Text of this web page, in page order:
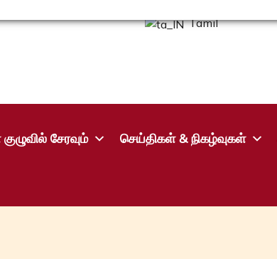
Tamil
சேரவும் செய்திகள் & நிகழ்வுகள்